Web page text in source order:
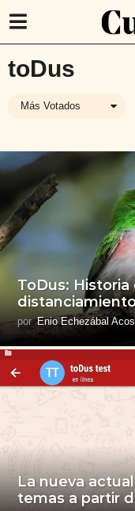
toDus
Más Votados
ToDus:
por Enio Echezábal
La nueva
temas a partir